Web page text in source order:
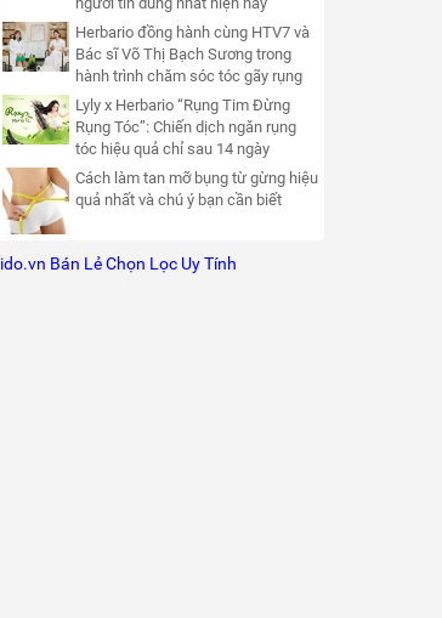
Herbario đồng hành cùng HTV7 và
Bác sĩ Võ Thị Bạch Sương trong
hành trình chăm sóc tóc gãy rụng
Lyly x Herbario “Rụng Tim Đừng
Rụng Tóc”: Chiến dịch ngăn rụng
tóc hiệu quả chỉ sau 14 ngày
Cách làm tan mỡ bụng từ gừng hiệu
quả nhất và chú ý bạn cần biết
lido.vn Bán Lẻ Chọn Lọc Uy Tính